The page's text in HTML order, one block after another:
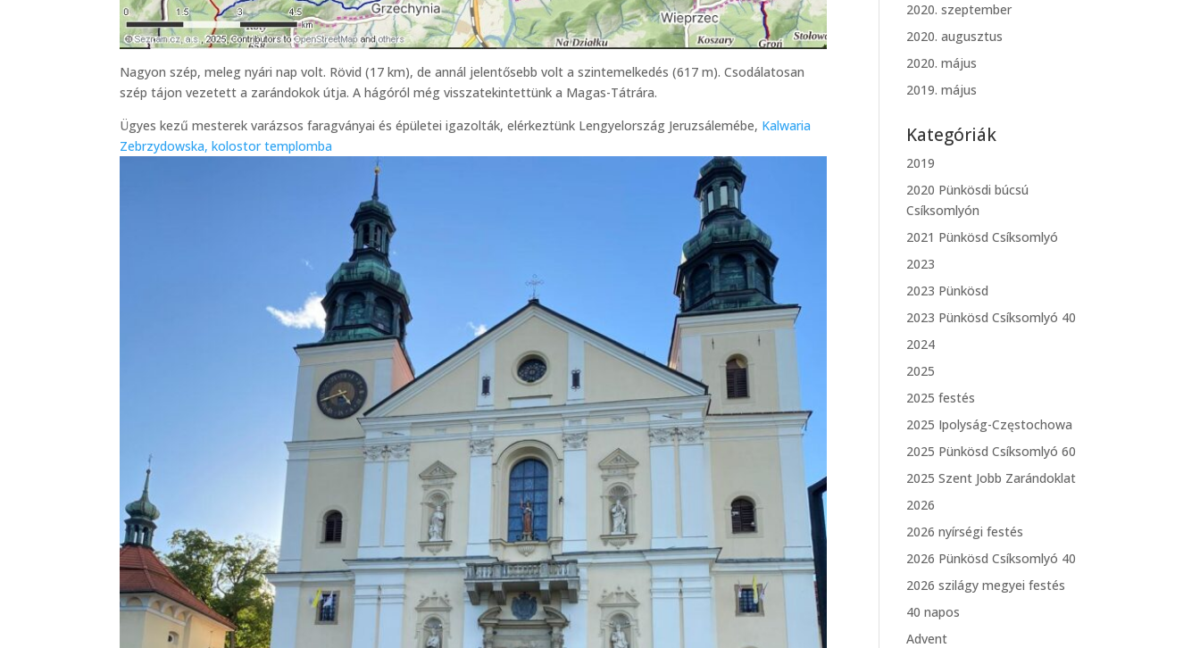
Nagyon szép, meleg nyári nap volt. Rövid (17 km), de annál jelentősebb volt a szintemelkedés (617 m). Csodálatosan
szép tájon vezetett a zarándokok útja. A hágóról még visszatekintettünk a Magas-Tátrára.
Ügyes kezű mesterek varázsos faragványai és épületei igazolták, elérkeztünk Lengyelország Jeruzsálemébe, Kalwaria
Zebrzydowska, kolostor templomba
2020. szeptember
2020. augusztus
2020. május
2019. május
Kategóriák
2019
2020 Pünkösdi búcsú
Csíksomlyón
2021 Pünkösd Csíksomlyó
2023
2023 Pünkösd
2023 Pünkösd Csíksomlyó 40
2024
2025
2025 festés
2025 Ipolyság-Częstochowa
2025 Pünkösd Csíksomlyó 60
2025 Szent Jobb Zarándoklat
2026
2026 nyírségi festés
2026 Pünkösd Csíksomlyó 40
2026 szilágy megyei festés
40 napos
Advent